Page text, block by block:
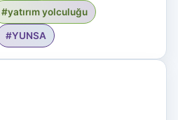
#yatırım yolculuğu
#YUNSA